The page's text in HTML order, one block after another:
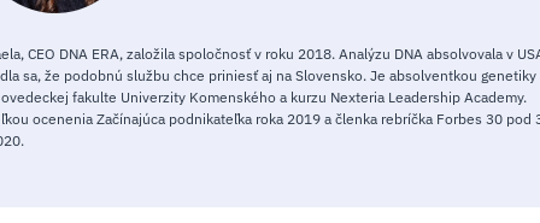
CEO DNA ERA, založila spoločnosť v roku 2018. Analýzu DNA absolvovala v
sa, že podobnú službu chce priniesť aj na Slovensko. Je absolventkou genetiky
fakulte Univerzity Komenského a kurzu Nexteria Leadership Academy.
ocenenia Začínajúca podnikateľka roka 2019 a členka rebríčka Forbes 30 pod